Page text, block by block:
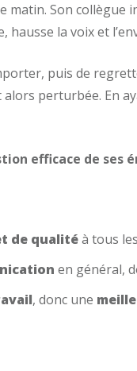
matin. Son collègue
hausse la voix et
puis de
perturbée. En
efficace de ses
de qualitéà tous
en général,
, donc une